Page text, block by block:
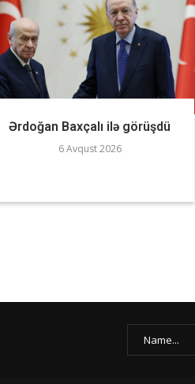
Ərdoğan Baxçalı ilə görüşdü
6 Avqust 2026